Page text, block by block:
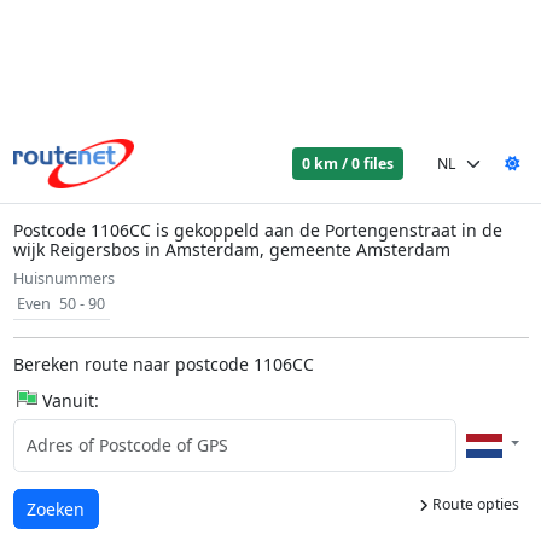
0 km / 0 files
Postcode 1106CC is gekoppeld aan de Portengenstraat in de
wijk Reigersbos in Amsterdam, gemeente Amsterdam
Huisnummers
Even 50 - 90
Bereken route naar postcode 1106CC
Vanuit:
Route opties
Laden...
Zoeken